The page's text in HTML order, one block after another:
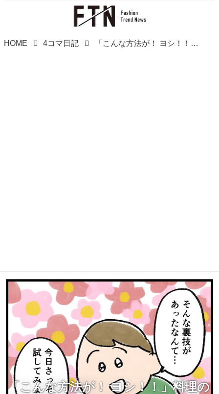
HOME 4コマ日記 「こんな方法が！ ヨシ！！」料理の裏技動画を見て【アラサー主婦のあるある日記】
「こんな方法が！ ヨシ！！」料理の